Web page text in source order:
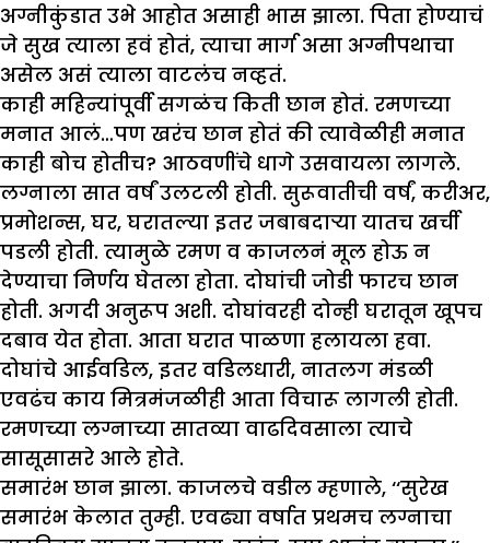
अग्नीकुंडात उभे आहोत असाही भास झाला. पिता होण्याचं
जे सुख त्याला हवं होतं, त्याचा मार्ग असा अग्नीपथाचा
असेल असं त्याला वाटलंच नव्हतं.
काही महिन्यांपूर्वी सगळंच किती छान होतं. रमणच्या
मनात आलं…पण खरंच छान होतं की त्यावेळीही मनात
काही बोच होतीच? आठवणींचे धागे उसवायला लागले.
लग्नाला सात वर्षं उलटली होती. सुरूवातीची वर्षं, करीअर,
प्रमोशन्स, घर, घरातल्या इतर जबाबदाऱ्या यातच खर्ची
पडली होती. त्यामुळे रमण व काजलनं मूल होऊ न
देण्याचा निर्णय घेतला होता. दोघांची जोडी फारच छान
होती. अगदी अनुरूप अशी. दोघांवरही दोन्ही घरातून खूपच
दबाव येत होता. आता घरात पाळणा हलायला हवा.
दोघांचे आईवडिल, इतर वडिलधारी, नातलग मंडळी
एवढंच काय मित्रमंजळीही आता विचारू लागली होती.
रमणच्या लग्नाच्या सातव्या वाढदिवसाला त्याचे
सासूसासरे आले होते.
समारंभ छान झाला. काजलचे वडील म्हणाले, ‘‘सुरेख
समारंभ केलात तुम्ही. एवढ्या वर्षात प्रथमच लग्नाचा